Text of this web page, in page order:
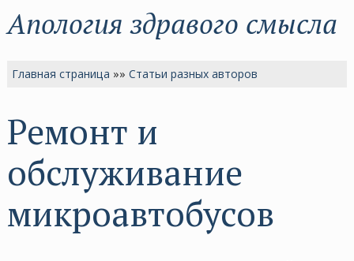
Апология здравого смысла
Главная страница »»Статьи разных авторов
Ремонт и
обслуживание
микроавтобусов